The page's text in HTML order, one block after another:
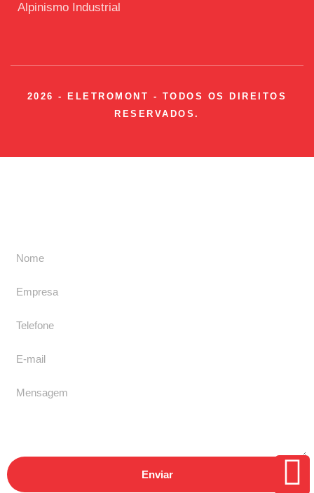
Alpinismo Industrial
2026 - ELETROMONT - TODOS OS DIREITOS
RESERVADOS.
Enviar